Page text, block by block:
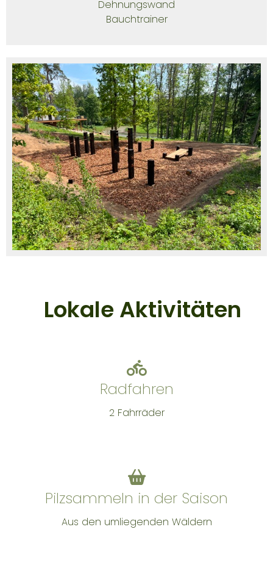
Dehnungswand
Bauchtrainer
Lokale Aktivitäten
Radfahren
2 Fahrräder
Pilzsammeln in der Saison
Aus den umliegenden Wäldern